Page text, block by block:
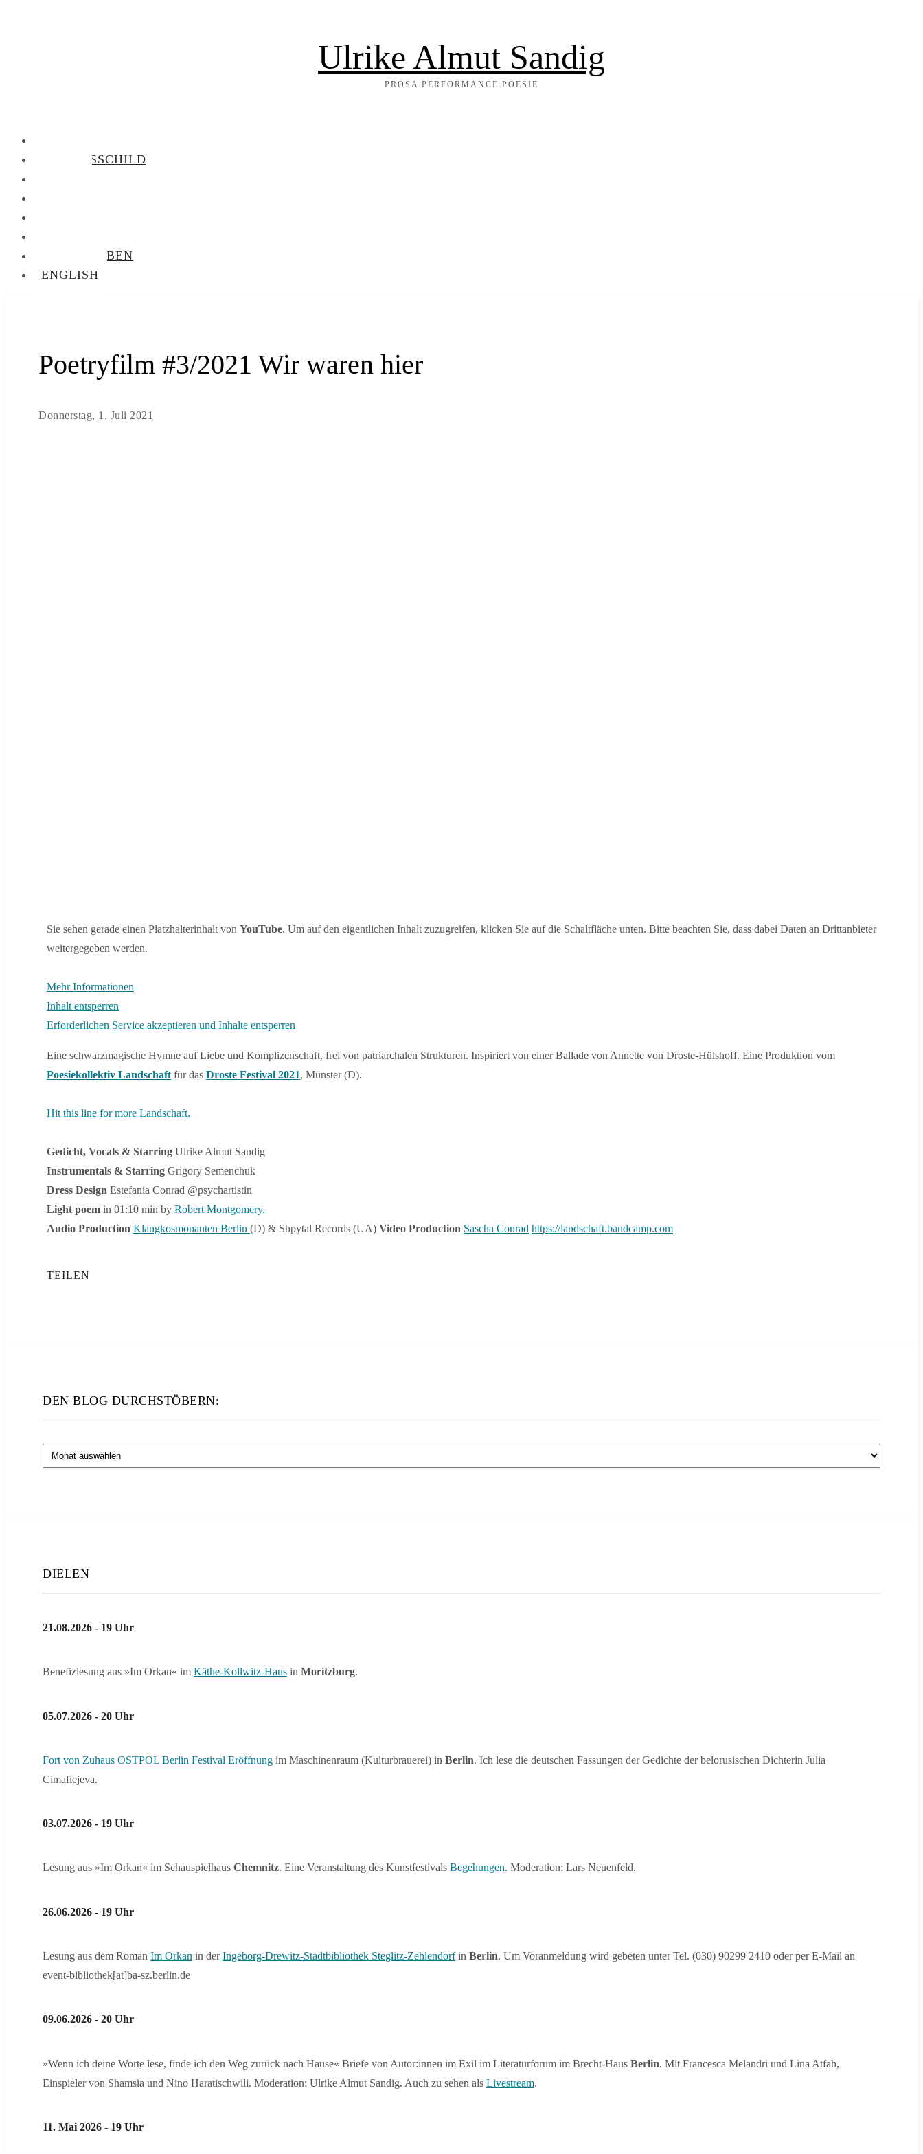
Ulrike Almut Sandig
PROSA PERFORMANCE POESIE
NAMENSSCHILD
BRIEFTAUBEN
ENGLISH
Poetryfilm #3/2021 Wir waren hier
Donnerstag, 1. Juli 2021
Sie sehen gerade einen Platzhalterinhalt von YouTube. Um auf den eigentlichen Inhalt zuzugreifen, klicken Sie auf die Schaltfläche unten. Bitte beachten Sie, dass dabei Daten an Drittanbieter
weitergegeben werden.
Mehr Informationen
Inhalt entsperren
Erforderlichen Service akzeptieren und Inhalte entsperren
Eine schwarzmagische Hymne auf Liebe und Komplizenschaft, frei von patriarchalen Strukturen. Inspiriert von einer Ballade von Annette von Droste-Hülshoff. Eine Produktion vom
Poesiekollektiv Landschaft für das Droste Festival 2021, Münster (D).
Hit this line for more Landschaft.
Gedicht, Vocals & Starring Ulrike Almut Sandig
Instrumentals & Starring Grigory Semenchuk
Dress Design Estefania Conrad @psychartistin
Light poem in 01:10 min by Robert Montgomery.
Audio Production Klangkosmonauten Berlin (D) & Shpytal Records (UA) Video Production Sascha Conrad https://landschaft.bandcamp.com
TEILEN
DEN BLOG DURCHSTÖBERN:
Den
Blog
DIELEN
21.08.2026 - 19 Uhr
Benefizlesung aus »Im Orkan« im Käthe-Kollwitz-Haus in Moritzburg.
05.07.2026 - 20 Uhr
Fort von Zuhaus OSTPOL Berlin Festival Eröffnung im Maschinenraum (Kulturbrauerei) in Berlin. Ich lese die deutschen Fassungen der Gedichte der belorusischen Dichterin Julia
Cimafiejeva.
03.07.2026 - 19 Uhr
Lesung aus »Im Orkan« im Schauspielhaus Chemnitz. Eine Veranstaltung des Kunstfestivals Begehungen. Moderation: Lars Neuenfeld.
26.06.2026 - 19 Uhr
Lesung aus dem Roman Im Orkan in derIngeborg-Drewitz-Stadtbibliothek Steglitz-Zehlendorfin Berlin. Um Voranmeldung wird gebeten unter Tel. (030) 90299 2410 oder per E-Mail an
event-bibliothek[at]ba-sz.berlin.de
09.06.2026 - 20 Uhr
»Wenn ich deine Worte lese, finde ich den Weg zurück nach Hause« Briefe von Autor:innen im Exil im Literaturforum im Brecht-Haus Berlin. Mit Francesca Melandri und Lina Atfah,
Einspieler von Shamsia und Nino Haratischwili. Moderation: Ulrike Almut Sandig. Auch zu sehen als Livestream.
11. Mai 2026 - 19 Uhr